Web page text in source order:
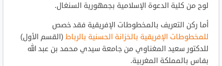
لوح من كلية الدعوة الإسلامية بجمهورية السنغال.
أما ركن التعريف بالمخطوطات الإفريقية فقد خصص
للمخطوطات الإفريقية بالخزانة الحسنية بالرباط (القسم الأول)
للدكتور سعيد المغناوي من جامعة سيدي محمد بن عبد الله
بفاس بالمملكة المغربية.